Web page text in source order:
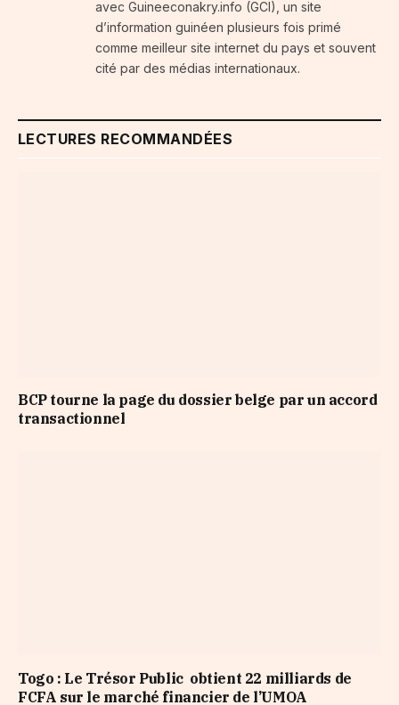
avec Guineeconakry.info (GCI), un site
d’information guinéen plusieurs fois primé
comme meilleur site internet du pays et souvent
cité par des médias internationaux.
LECTURES RECOMMANDÉES
BCP tourne la page du dossier belge par un accord
transactionnel
Togo : Le Trésor Public obtient 22 milliards de
FCFA sur le marché financier de l’UMOA